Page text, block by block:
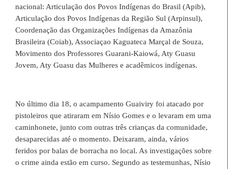
nacional: Articulação dos Povos Indígenas do Brasil (Apib),
Articulação dos Povos Indígenas da Região Sul (Arpinsul),
Coordenação das Organizações Indígenas da Amazônia
Brasileira (Coiab), Associaçao Kaguateca Marçal de Souza,
Movimento dos Professores Guarani-Kaiowá, Aty Guasu
Jovem, Aty Guasu das Mulheres e acadêmicos indígenas.
No último dia 18, o acampamento Guaiviry foi atacado por
pistoleiros que atiraram em Nísio Gomes e o levaram em uma
caminhonete, junto com outras três crianças da comunidade,
desaparecidas até o momento. Deixaram, ainda, vários
feridos por balas de borracha no local. As investigações sobre
o crime ainda estão em curso. Segundo as testemunhas, Nísio